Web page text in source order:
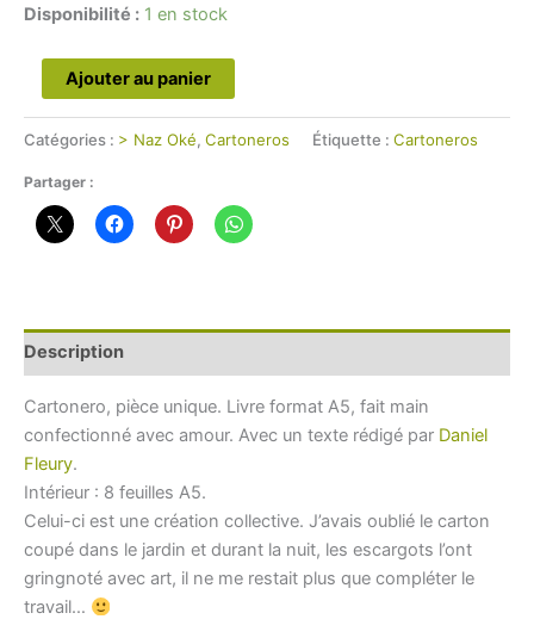
Disponibilité : 1 en stock
quantité
de
Cartonero
115
avec
application"
Ajouter au panier
Catégories : > Naz Oké, Cartoneros Étiquette : Cartoneros
Partager :
Description
Cartonero, pièce unique. Livre format A5, fait main
confectionné avec amour. Avec un texte rédigé par Daniel
Fleury.
Intérieur : 8 feuilles A5.
Celui-ci est une création collective. J’avais oublié le carton
coupé dans le jardin et durant la nuit, les escargots l’ont
gringnoté avec art, il ne me restait plus que compléter le
travail…